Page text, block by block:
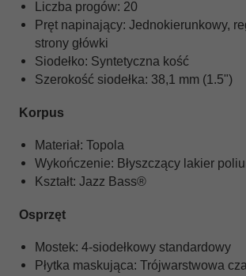
Liczba progów: 20
Pręt napinający: Jednokierunkowy,
strony główki
Siodełko: Syntetyczna kość
Szerokość siodełka: 38,1 mm (1.5")
Korpus
Materiał: Topola
Wykończenie: Błyszczący lakier
Kształt: Jazz Bass®
Osprzęt
Mostek: 4-siodełkowy standardowy
Płytka maskująca: Trójwarstwowa